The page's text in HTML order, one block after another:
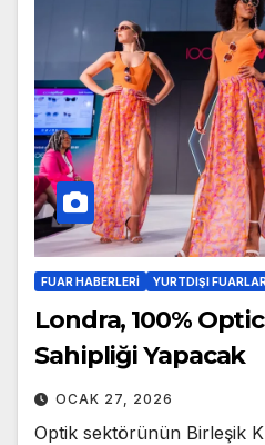
FUAR HABERLERI YURTDIŞI
Londra, 100%
Sahipliği Yapacak
OCAK 27, 2026
Optik sektörünün Birleşik